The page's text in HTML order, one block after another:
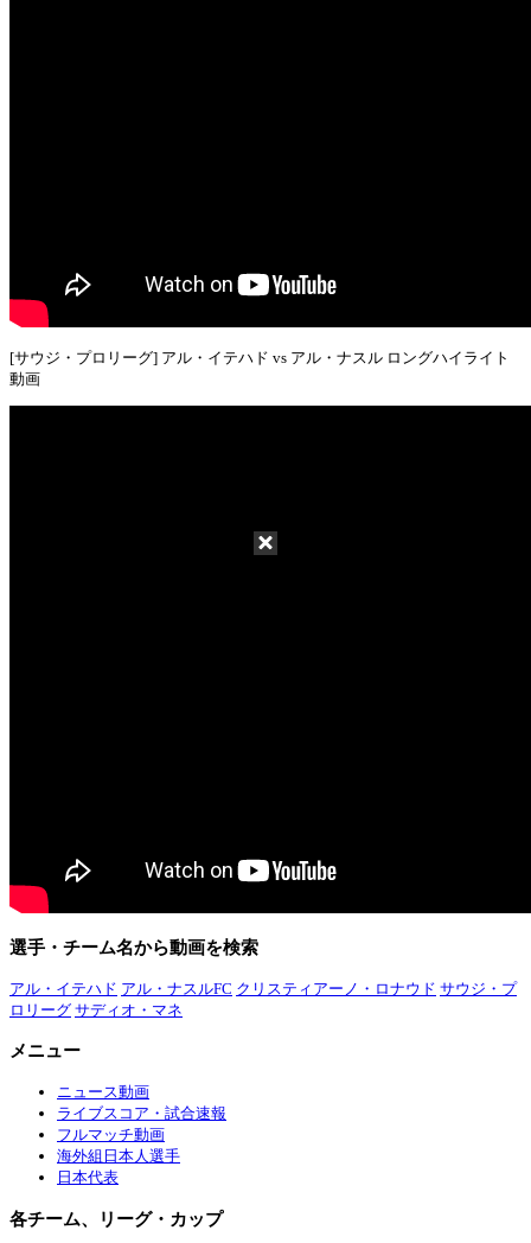
[サウジ・プロリーグ] アル・イテハド vs アル・ナスル ロングハイライト
動画
選手・チーム名から動画を検索
アル・イテハド アル・ナスルFC クリスティアーノ・ロナウド サウジ・プ
ロリーグ サディオ・マネ
メニュー
ニュース動画
ライブスコア・試合速報
フルマッチ動画
海外組日本人選手
日本代表
各チーム、リーグ・カップ